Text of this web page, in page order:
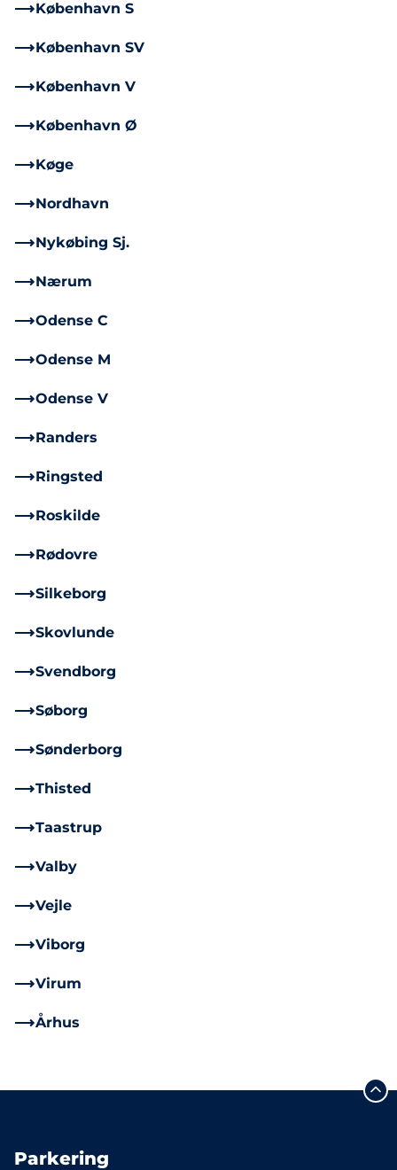
København S
København SV
København V
København Ø
Køge
Nordhavn
Nykøbing Sj.
Nærum
Odense C
Odense M
Odense V
Randers
Ringsted
Roskilde
Rødovre
Silkeborg
Skovlunde
Svendborg
Søborg
Sønderborg
Thisted
Taastrup
Valby
Vejle
Viborg
Virum
Århus
Parkering